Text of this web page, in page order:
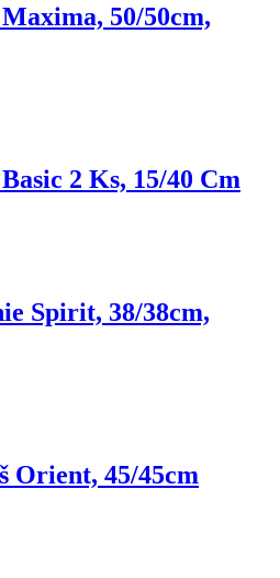
50/50cm,
2 Ks, 15/40 Cm
Spirit, 38/38cm,
Orient, 45/45cm